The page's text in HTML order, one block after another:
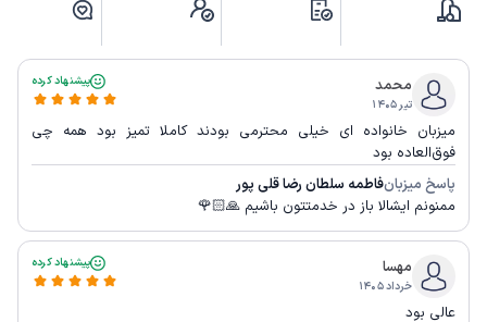
محمد
تیر ۱۴۰۵
پیشنهاد کرده
میزبان خانواده ای خیلی محترمی بودند کاملا تمیز بود همه چی
فوق‌العاده بود
پاسخ میزبانفاطمه سلطان رضا قلی پور
ممنونم ایشالا باز در خدمتتون باشیم 🙏🏻🌹
مهسا
خرداد ۱۴۰۵
پیشنهاد کرده
عالی بود